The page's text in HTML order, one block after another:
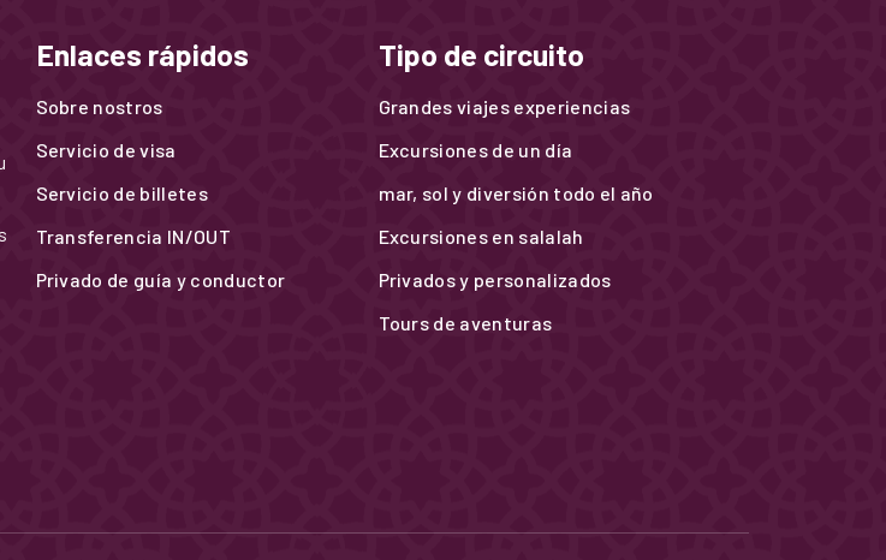
Enlaces rápidos
Sobre nostros
Servicio de visa
Servicio de billetes
Transferencia IN/OUT
Privado de guía y conductor
Tipo de circuito
Grandes viajes experiencias
Excursiones de un día
mar, sol y diversión todo el año
Excursiones en salalah
Privados y personalizados
Tours de aventuras